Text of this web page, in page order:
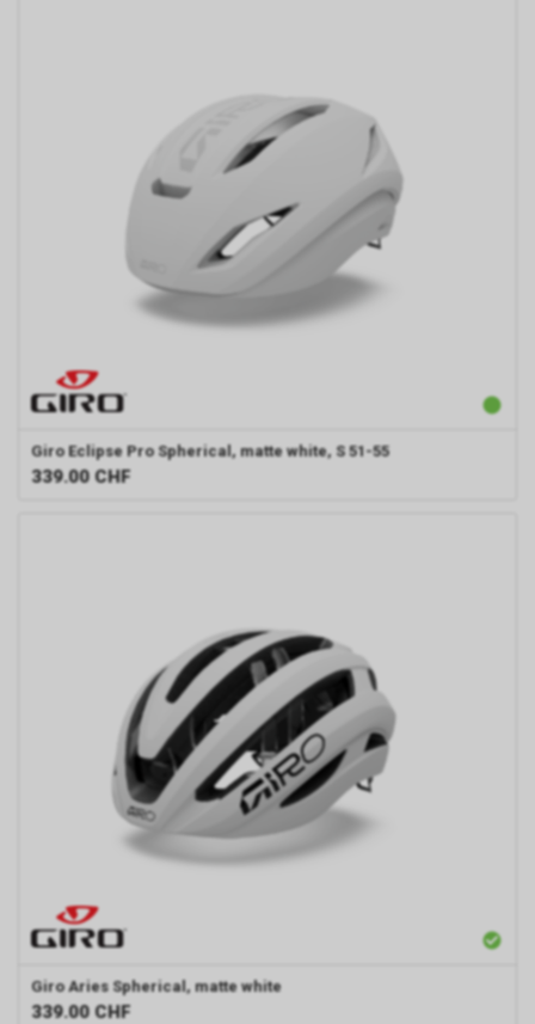
Giro Eclipse Pro Spherical, matte white, S 51-55
339.00 CHF
Giro Aries Spherical, matte white
339.00 CHF